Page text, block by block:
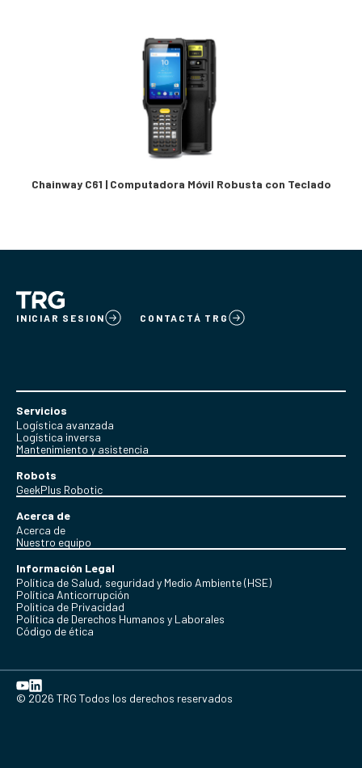
Chainway C61 | Computadora Móvil Robusta con Teclado
INICIAR SESION CONTACTÁ TRG
Servicios
Logística avanzada
Logística inversa
Mantenimiento y asistencia
Robots
GeekPlus Robotic
Acerca de
Acerca de
Nuestro equipo
Información Legal
Política de Salud, seguridad y Medio Ambiente (HSE)
Política Anticorrupción
Politica de Privacidad
Política de Derechos Humanos y Laborales
Código de ética
© 2026 TRG Todos los derechos reservados